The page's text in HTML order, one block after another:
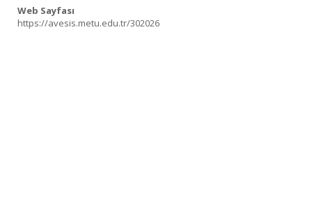
Web Sayfası
https://avesis.metu.edu.tr/302026